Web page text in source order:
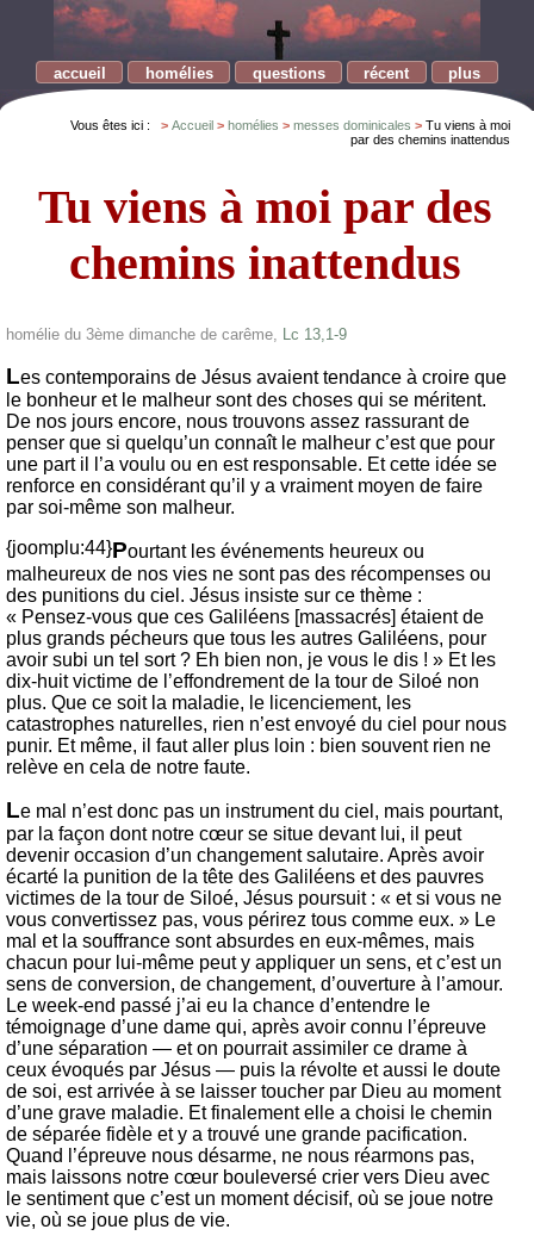
accueil homélies questions récent plus
Vous êtes ici : Accueil homélies messes dominicales
Tu viens à moi
par des chemins inattendus
Tu viens à moi par des
chemins inattendus
homélie du 3ème dimanche de carême, Lc 13,1-9
Les contemporains de Jésus avaient tendance à croire que
le bonheur et le malheur sont des choses qui se méritent.
De nos jours encore, nous trouvons assez rassurant de
penser que si quelqu’un connaît le malheur c’est que pour
une part il l’a voulu ou en est responsable. Et cette idée se
renforce en considérant qu’il y a vraiment moyen de faire
par soi-même son malheur.
{joomplu:44}Pourtant les événements heureux ou
malheureux de nos vies ne sont pas des récompenses ou
des punitions du ciel. Jésus insiste sur ce thème :
« Pensez-vous que ces Galiléens [massacrés] étaient de
plus grands pécheurs que tous les autres Galiléens, pour
avoir subi un tel sort ? Eh bien non, je vous le dis ! » Et les
dix-huit victime de l’effondrement de la tour de Siloé non
plus. Que ce soit la maladie, le licenciement, les
catastrophes naturelles, rien n’est envoyé du ciel pour nous
punir. Et même, il faut aller plus loin : bien souvent rien ne
relève en cela de notre faute.
Le mal n’est donc pas un instrument du ciel, mais pourtant,
par la façon dont notre cœur se situe devant lui, il peut
devenir occasion d’un changement salutaire. Après avoir
écarté la punition de la tête des Galiléens et des pauvres
victimes de la tour de Siloé, Jésus poursuit : « et si vous ne
vous convertissez pas, vous périrez tous comme eux. » Le
mal et la souffrance sont absurdes en eux-mêmes, mais
chacun pour lui-même peut y appliquer un sens, et c’est un
sens de conversion, de changement, d’ouverture à l’amour.
Le week-end passé j’ai eu la chance d’entendre le
témoignage d’une dame qui, après avoir connu l’épreuve
d’une séparation — et on pourrait assimiler ce drame à
ceux évoqués par Jésus — puis la révolte et aussi le doute
de soi, est arrivée à se laisser toucher par Dieu au moment
d’une grave maladie. Et finalement elle a choisi le chemin
de séparée fidèle et y a trouvé une grande pacification.
Quand l’épreuve nous désarme, ne nous réarmons pas,
mais laissons notre cœur bouleversé crier vers Dieu avec
le sentiment que c’est un moment décisif, où se joue notre
vie, où se joue plus de vie.